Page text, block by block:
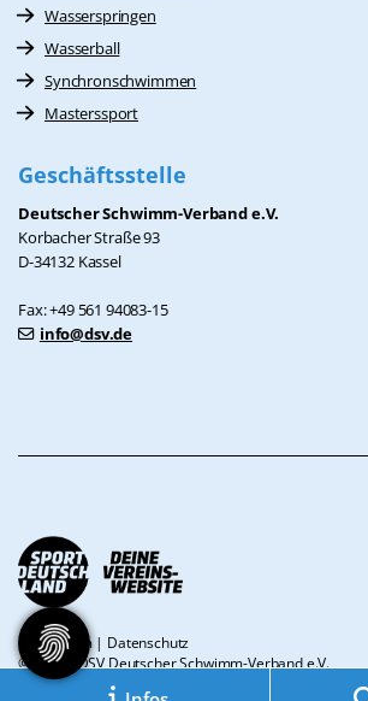
Wasserspringen
Wasserball
Synchronschwimmen
Masterssport
Geschäftsstelle
Deutscher Schwimm-Verband e.V.
Korbacher Straße 93
D-34132 Kassel
Fax: +49 561 94083-15
info@dsv.de
Impressum| Datenschutz
© 2026 - DSV Deutscher Schwimm-Verband e.V.